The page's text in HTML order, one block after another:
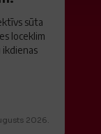
sūta
loceklim
ikdienas
2026.